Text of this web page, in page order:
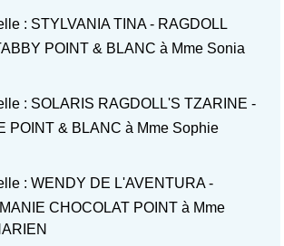
: STYLVANIA TINA - RAGDOLL
POINT & BLANC à Mme Sonia
: SOLARIS RAGDOLL'S TZARINE -
POINT & BLANC à Mme Sophie
: WENDY DE L'AVENTURA -
CHOCOLAT POINT à Mme